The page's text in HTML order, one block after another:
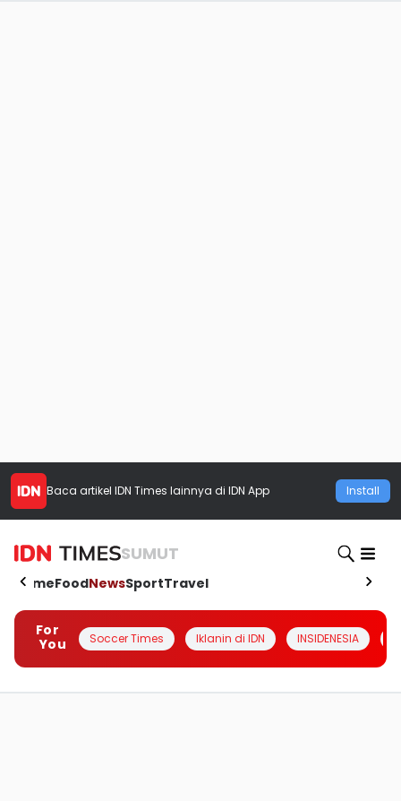
Baca artikel IDN Times lainnya di IDN App Install
SUMUT
HomeFoodNewsSportTravel
For
You
Soccer Times Iklanin di IDN INSIDENESIA